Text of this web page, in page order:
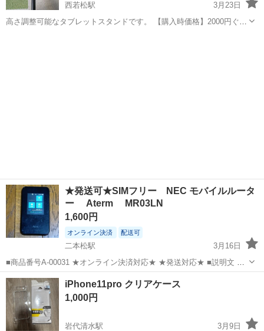
西若松駅
3月23日
高さ調整可能なタブレットスタンドです。 【購入時価格】2000円ぐら
★発送可★SIMフリー NEC モバイルルータ
ー Aterm MR03LN
1,600円
オンライン決済 配送可
二本松駅
3月16日
■商品番号A-00031 ★オンライン決済対応★ ★発送対応★ ■説明文 ・
メーカー：NEC ・ジャンル：モバイルルーター ・製品名：Aterm ・型
番：MR03LN ・詳細・特徴 メーカーページの...
福島 二本松市 その他
iPhone11pro クリアケース
1,000円
岩代清水駅
3月9日